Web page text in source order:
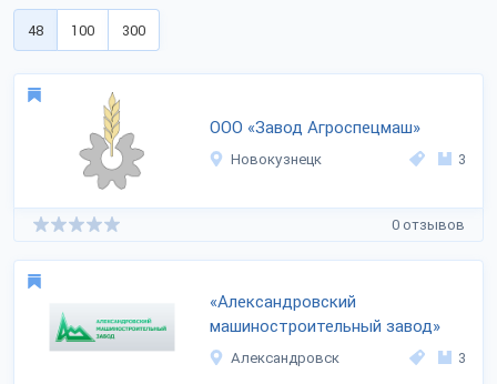
48 100 300
ООО «Завод Агроспецмаш»
Новокузнецк 3
0 отзывов
«Александровский
машиностроительный завод»
Александровск 3